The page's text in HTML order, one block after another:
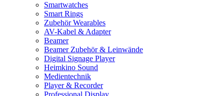
Smartwatches
Smart Rings
Zubehör Wearables
AV-Kabel & Adapter
Beamer
Beamer Zubehör & Leinwände
Digital Signage Player
Heimkino Sound
Medientechnik
Player & Recorder
Professional Display